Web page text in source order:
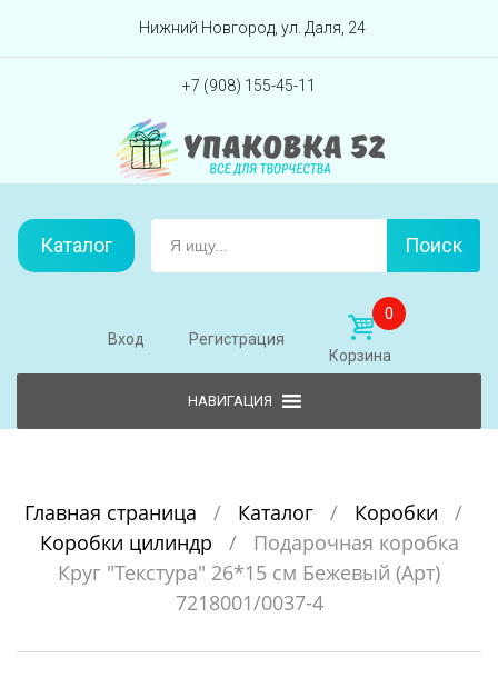
Перейти вниз
Нижний Новгород, ул. Даля, 24
+7 (908) 155-45-11
Каталог Поиск
Вход Регистрация
0
Корзина
Главная страница / Каталог / Коробки
/
Коробки цилиндр
/
Подарочная коробка
Круг "Текстура" 26*15 см Бежевый (Арт)
7218001/0037-4